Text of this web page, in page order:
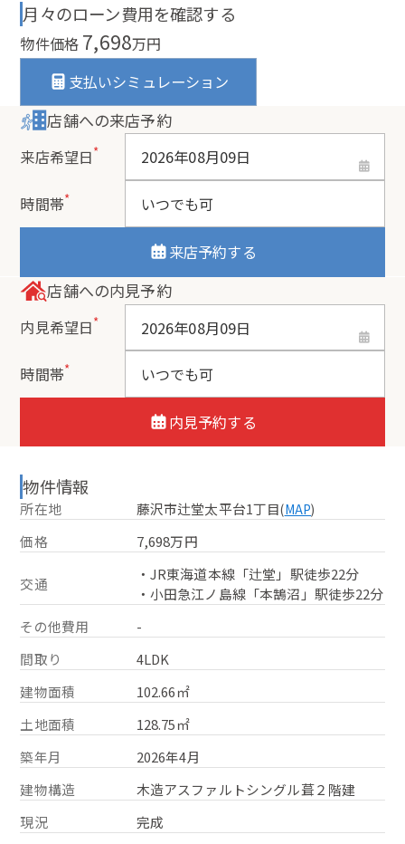
月々のローン費用を確認する
物件価格 7,698万円
支払いシミュレーション
店舗への来店予約
来店希望日*
時間帯*
来店予約する
店舗への内見予約
内見希望日*
時間帯*
内見予約する
物件情報
所在地 藤沢市辻堂太平台1丁目(MAP)
価格 7,698万円
交通
・JR東海道本線「辻堂」駅徒歩22分
・小田急江ノ島線「本鵠沼」駅徒歩22分
その他費用
-
間取り
4LDK
建物面積
102.66㎡
土地面積
128.75㎡
築年月
2026年4月
建物構造
木造アスファルトシングル葺２階建
現況
完成